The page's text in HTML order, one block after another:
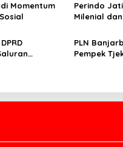
Momentum
Perindo
Milenial
PLN
Pempek